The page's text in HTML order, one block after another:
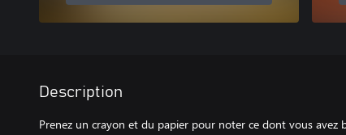
Description
Prenez un crayon et du papier pour noter ce dont vous avez